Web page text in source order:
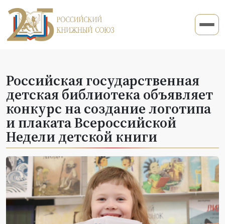
Российская государственная
детская библиотека объявляет
конкурс на создание логотипа
и плаката Всероссийской
Недели детской книги